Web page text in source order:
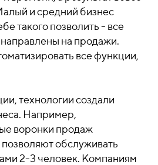
и средний бизнес
такого позволить - все
на продажи.
все функции,
технологии создали
Например,
воронки продаж
обслуживать
2-3 человек. Компаниям